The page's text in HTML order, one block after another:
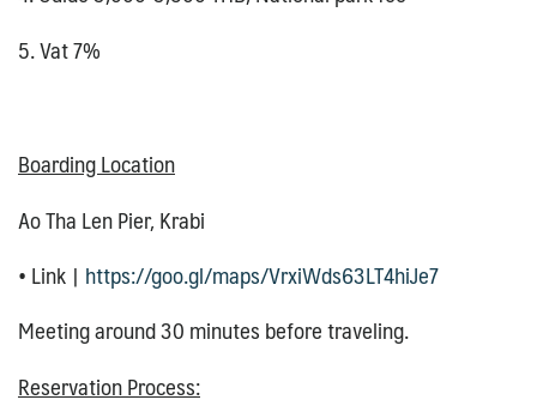
5.Vat 7%
Boarding Location
Ao Tha Len Pier, Krabi
•Link | https://goo.gl/maps/VrxiWds63LT4hiJe7
Meeting around 30 minutes before traveling.
Reservation Process: